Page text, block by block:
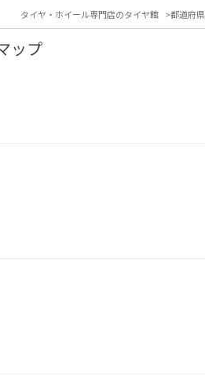
タイヤ・ホイール専門店のタイヤ館 都道府
ップ